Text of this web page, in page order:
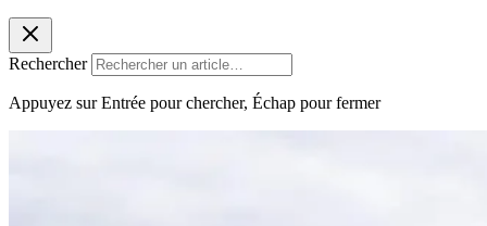
Rechercher
Appuyez sur Entrée pour chercher, Échap pour fermer